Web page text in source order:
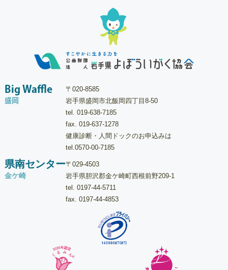
Big Waffle
盛岡
〒020-8585
岩手県盛岡市北飯岡四丁目8-50
tel. 019-638-7185
fax. 019-637-1278
健康診断・人間ドックのお申込みは
tel. 0570-00-7185
県南センター
金ケ崎
〒029-4503
岩手県胆沢郡金ケ崎町西根前野209-1
tel. 0197-44-5711
fax. 0197-44-4853